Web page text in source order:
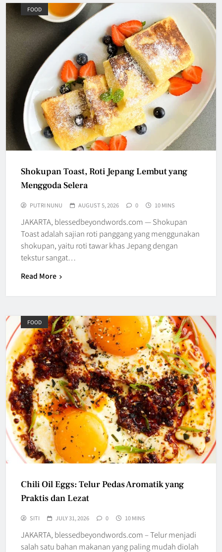
FOOD
Shokupan Toast, Roti Jepang Lembut yang
Menggoda Selera
PUTRI NUNU AUGUST 5, 2026 0 10 MINS
JAKARTA, blessedbeyondwords.com — Shokupan
Toast adalah sajian roti panggang yang menggunakan
shokupan, yaitu roti tawar khas Jepang dengan
tekstur sangat…
Read More
FOOD
Chili Oil Eggs: Telur Pedas Aromatik yang
Praktis dan Lezat
SITI JULY 31, 2026 0 10 MINS
JAKARTA, blessedbeyondwords.com – Telur menjadi
salah satu bahan makanan yang paling mudah diolah